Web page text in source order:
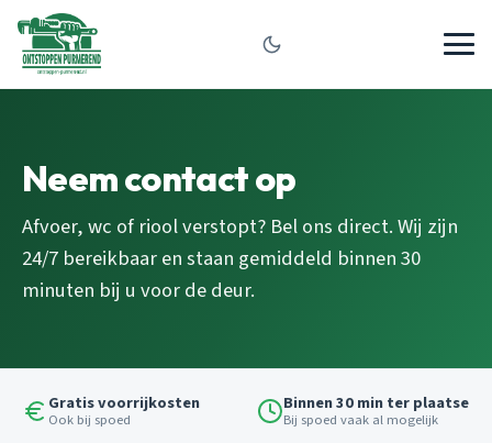
Neem contact op
Afvoer, wc of riool verstopt? Bel ons direct. Wij zijn
24/7 bereikbaar en staan gemiddeld binnen 30
minuten bij u voor de deur.
Gratis voorrijkosten
Ook bij spoed
Binnen 30 min ter plaatse
Bij spoed vaak al mogelijk